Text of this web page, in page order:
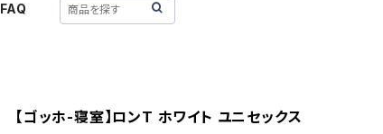
FAQ
【ゴッホ-寝室】ロンT ホワイト ユニセックス